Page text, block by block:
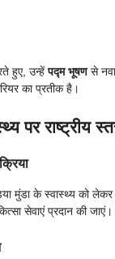
हुए, उन्हेंपद्म भूषणसे
का प्रतीक है।
पर राष्ट्रीय
मुंडा के स्वास्थ्य को
सेवाएं प्रदान की जाएं।